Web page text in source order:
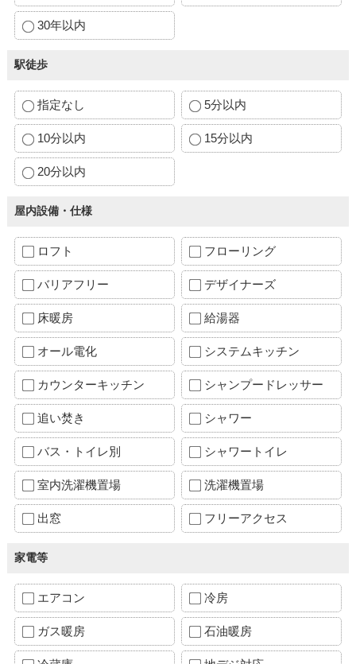
30年以内
駅徒歩
指定なし 5分以内
10分以内 15分以内
20分以内
屋内設備・仕様
ロフト フローリング
バリアフリー デザイナーズ
床暖房 給湯器
オール電化 システムキッチン
カウンターキッチン シャンプードレッサー
追い焚き シャワー
バス・トイレ別 シャワートイレ
室内洗濯機置場 洗濯機置場
出窓 フリーアクセス
家電等
エアコン 冷房
ガス暖房 石油暖房